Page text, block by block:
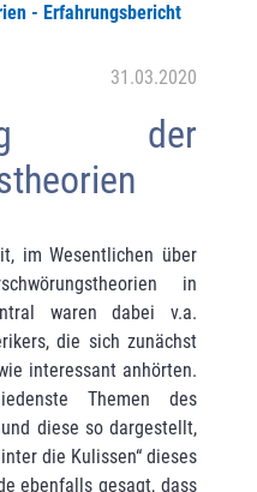
- Erfahrungsbericht
31.03.2020
der
im Wesentlichen über
in
waren dabei v.a.
die sich zunächst
interessant anhörten.
Themen des
diese so dargestellt,
die Kulissen“ dieses
ebenfalls gesagt, dass